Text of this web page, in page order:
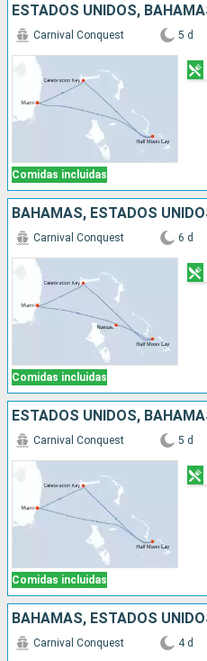
ESTADOS UNIDOS,
Comidas incluidas
Carnival Conquest 5 d
BAHAMAS, ESTADOS
Comidas incluidas
Carnival Conquest 6 d
ESTADOS UNIDOS,
Comidas incluidas
Carnival Conquest 5 d
BAHAMAS, ESTADOS
Carnival Conquest 4 d